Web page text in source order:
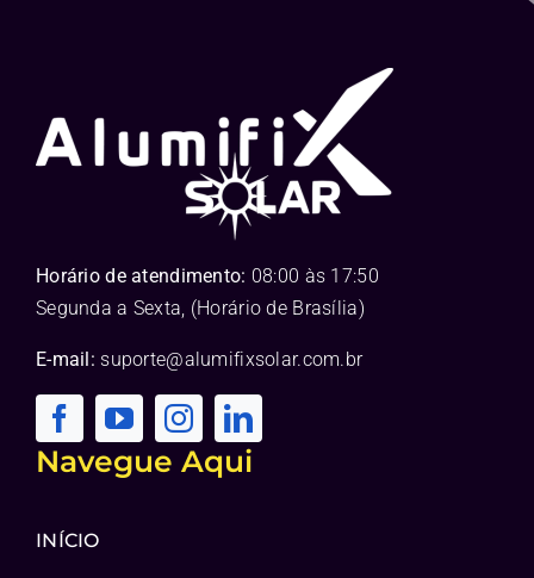
Horário de atendimento: 08:00 às 17:50
Segunda a Sexta, (Horário de Brasília)
E-mail: suporte@alumifixsolar.com.br
Navegue Aqui
INÍCIO